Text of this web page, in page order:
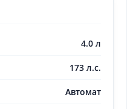
4.0 л
173 л.с.
Автомат